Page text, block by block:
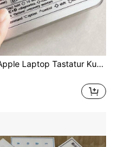
1 Stück Apple Laptop Tastatur Kurzbefehl Aufkleber Set, kompatibel mit der gesamten Serie